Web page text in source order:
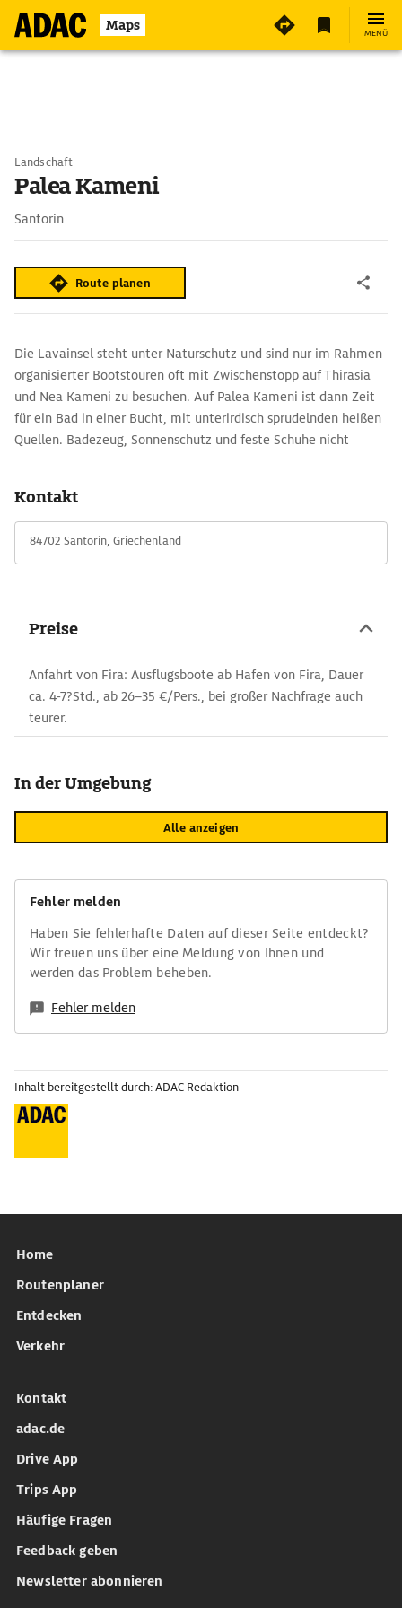
Maps MENÜ
Landschaft
Palea Kameni
Santorin
Route planen
Die Lavainsel steht unter Naturschutz und sind nur im Rahmen
organisierter Bootstouren oft mit Zwischenstopp auf Thirasia
und Nea Kameni zu besuchen. Auf Palea Kameni ist dann Zeit
für ein Bad in einer Bucht, mit unterirdisch sprudelnden heißen
Quellen. Badezeug, Sonnenschutz und feste Schuhe nicht
Kontakt
84702 Santorin, Griechenland
Preise
Anfahrt von Fira: Ausflugsboote ab Hafen von Fira, Dauer
ca. 4-7?Std., ab 26–35 €/Pers., bei großer Nachfrage auch
teurer.
In der Umgebung
Alle anzeigen
Fehler melden
Haben Sie fehlerhafte Daten auf dieser Seite entdeckt?
Wir freuen uns über eine Meldung von Ihnen und
werden das Problem beheben.
Fehler melden
Inhalt bereitgestellt durch: ADAC Redaktion
Home
Routenplaner
Entdecken
Verkehr
Kontakt
adac.de
Drive App
Trips App
Häufige Fragen
Feedback geben
Newsletter abonnieren